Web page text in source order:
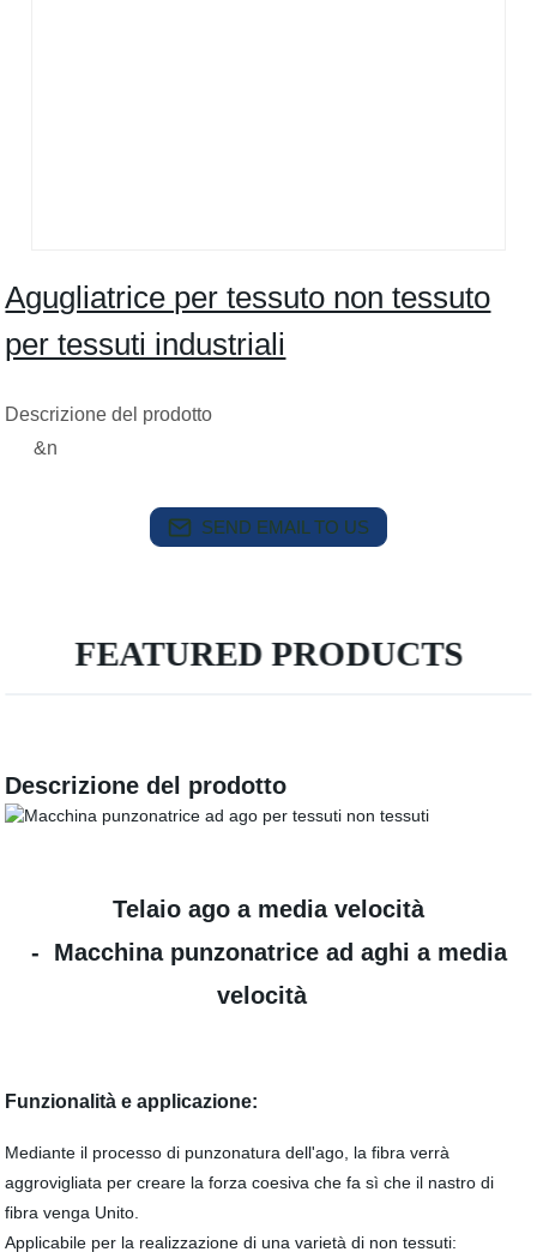
Agugliatrice per tessuto non tessuto
per tessuti industriali
Descrizione del prodotto
&n
SEND EMAIL TO US
FEATURED PRODUCTS
Descrizione del prodotto
Telaio ago a media velocità
- Macchina punzonatrice ad aghi a media
velocità
Funzionalità e applicazione:
Mediante il processo di punzonatura dell'ago, la fibra verrà
aggrovigliata per creare la forza coesiva che fa sì che il nastro di
fibra venga Unito.
Applicabile per la realizzazione di una varietà di non tessuti: